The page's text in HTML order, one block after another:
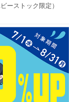
ーストック限定）